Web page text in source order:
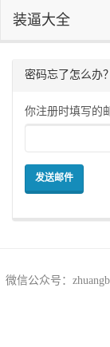
装逼大全
密码忘了怎么办
你注册时填写的
发送邮件
微信公众号：